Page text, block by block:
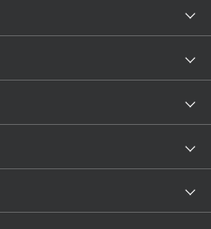
une nana cool